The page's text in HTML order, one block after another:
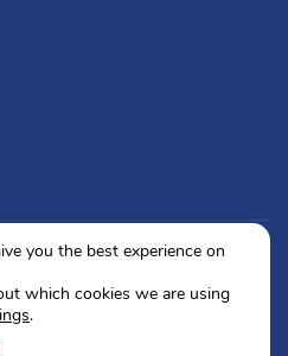
Notice
you the best experience on
which cookies we are using
.